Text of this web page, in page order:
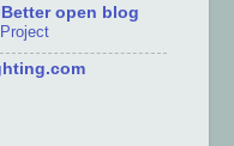
open blog